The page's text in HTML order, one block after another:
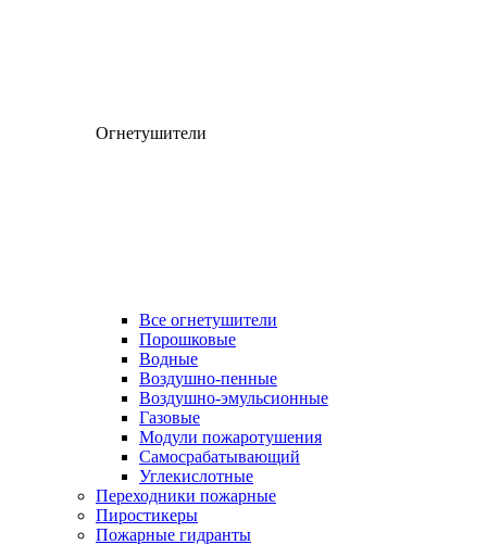
Огнетушители
Все огнетушители
Порошковые
Водные
Воздушно-пенные
Воздушно-эмульсионные
Газовые
Модули пожаротушения
Самосрабатывающий
Углекислотные
Переходники пожарные
Пиростикеры
Пожарные гидранты